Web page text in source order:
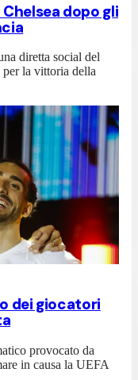
dopo gli
diretta social del
la vittoria della
dei giocatori
provocato da
in causa la UEFA